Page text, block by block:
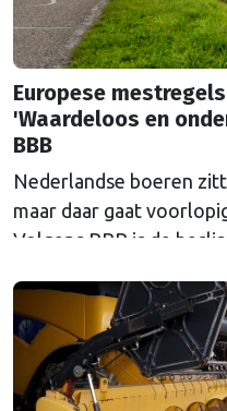
Europese
'Waardeloos en
BBB
Nederlandse boeren
maar daar gaat
Volgens BBB is de